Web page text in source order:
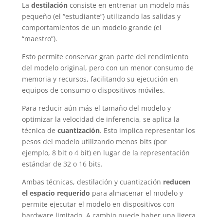
La destilación consiste en entrenar un modelo más
pequeño (el “estudiante”) utilizando las salidas y
comportamientos de un modelo grande (el
“maestro”).
Esto permite conservar gran parte del rendimiento
del modelo original, pero con un menor consumo de
memoria y recursos, facilitando su ejecución en
equipos de consumo o dispositivos móviles.
Para reducir aún más el tamaño del modelo y
optimizar la velocidad de inferencia, se aplica la
técnica de cuantización. Esto implica representar los
pesos del modelo utilizando menos bits (por
ejemplo, 8 bit o 4 bit) en lugar de la representación
estándar de 32 o 16 bits.
Ambas técnicas, destilación y cuantización reducen
el espacio requerido para almacenar el modelo y
permite ejecutar el modelo en dispositivos con